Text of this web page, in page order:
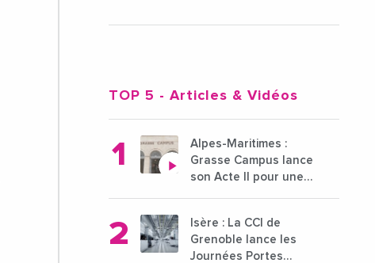
TOP 5 - Articles & Vidéos
Alpes-Maritimes :
Grasse Campus lance
son Acte II pour une
l'enseignement
supérieur
Isère : La CCI de
Grenoble lance les
Journées Portes